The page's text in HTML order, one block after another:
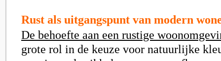
Rust als uitgangspunt van modern
De behoefte aan een rustige
grote rol in de keuze voor natuurlijke